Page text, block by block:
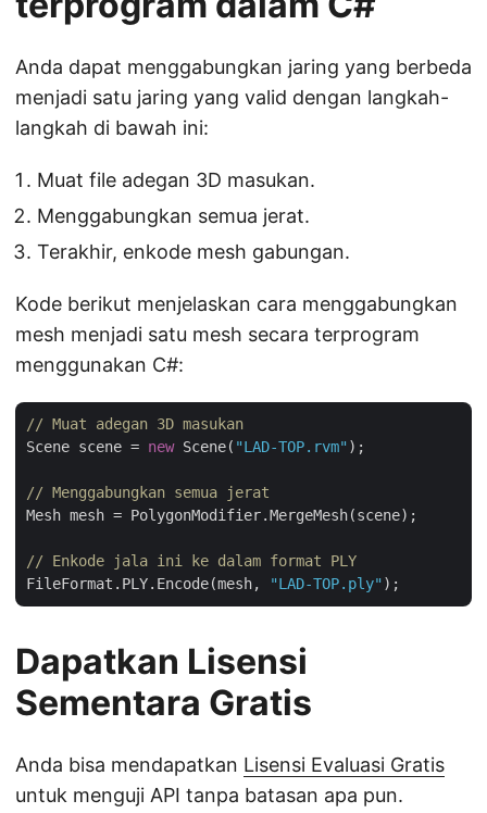
Anda dapat menggabungkan jaring yang berbeda
menjadi satu jaring yang valid dengan langkah-
langkah di bawah ini:
Muat file adegan 3D masukan.
Menggabungkan semua jerat.
Terakhir, enkode mesh gabungan.
Kode berikut menjelaskan cara menggabungkan
mesh menjadi satu mesh secara terprogram
menggunakan C#:
// Muat adegan 3D masukan
Scene scene = new Scene( "LAD-TOP.rvm" );
// Menggabungkan semua jerat
Mesh mesh = PolygonModifier.MergeMesh(scene);
// Enkode jala ini ke dalam format PLY
FileFormat.PLY.Encode(mesh,
"LAD-TOP.ply"
Dapatkan Lisensi
Sementara Gratis
Anda bisa mendapatkan Lisensi Evaluasi Gratis
untuk menguji API tanpa batasan apa pun.